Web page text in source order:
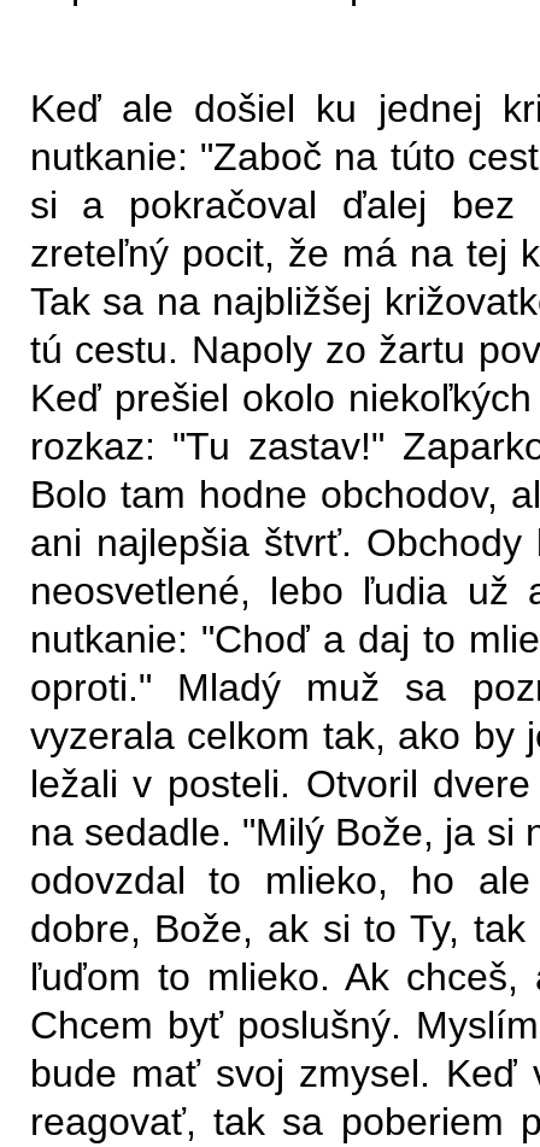
Keď ale došiel ku jednej
nutkanie: "Zaboč na túto
si a pokračoval ďalej bez
zreteľný pocit, že má na tej
Tak sa na najbližšej
tú cestu. Napoly zo žartu
Keď prešiel okolo
rozkaz: "Tu zastav!"
Bolo tam hodne obchodov,
ani najlepšia štvrť.
neosvetlené, lebo ľudia už
nutkanie: "Choď a daj to
oproti." Mladý muž sa
vyzerala celkom tak, ako by
ležali v posteli. Otvoril
na sedadle. "Milý Bože, ja si
odovzdal to mlieko, ho
dobre, Bože, ak si to Ty,
ľuďom to mlieko. Ak
Chcem byť poslušný.
bude mať svoj zmysel.
reagovať, tak sa poberiem